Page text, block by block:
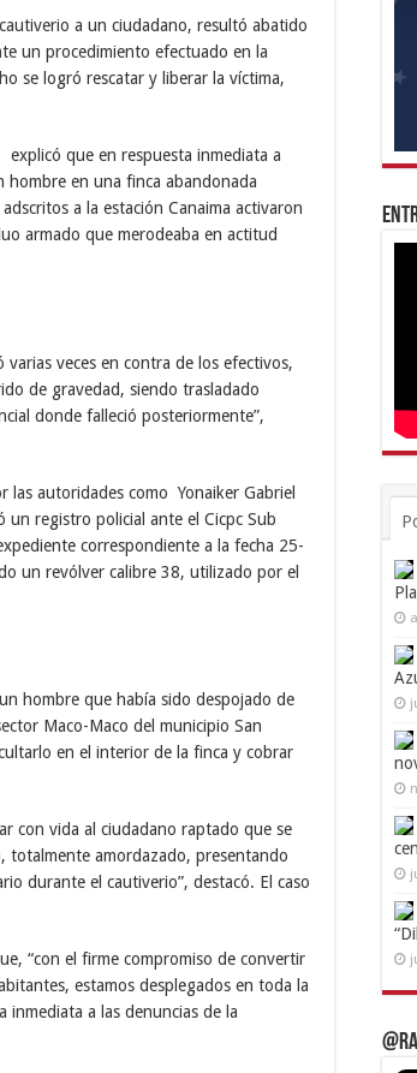
a un ciudadano, resultó abatido
un procedimiento efectuado en la
se logró rescatar y liberar la víctima,
que en respuesta inmediata a
hombre en una finca abandonada
a la estación Canaima activaron
armado que merodeaba en actitud
varias veces en contra de los efectivos,
de gravedad, siendo trasladado
donde falleció posteriormente”,
autoridades como Yonaiker Gabriel
un registro policial ante el Cicpc Sub
correspondiente a la fecha 25-
un revólver calibre 38, utilizado por el
hombre que había sido despojado de
Maco-Maco del municipio San
en el interior de la finca y cobrar
con vida al ciudadano raptado que se
totalmente amordazado, presentando
durante el cautiverio”, destacó. El caso
“con el firme compromiso de convertir
estamos desplegados en toda la
a las denuncias de la